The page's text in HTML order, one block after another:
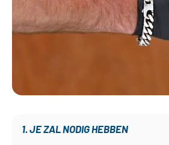
1. JE ZAL NODIG HEBBEN